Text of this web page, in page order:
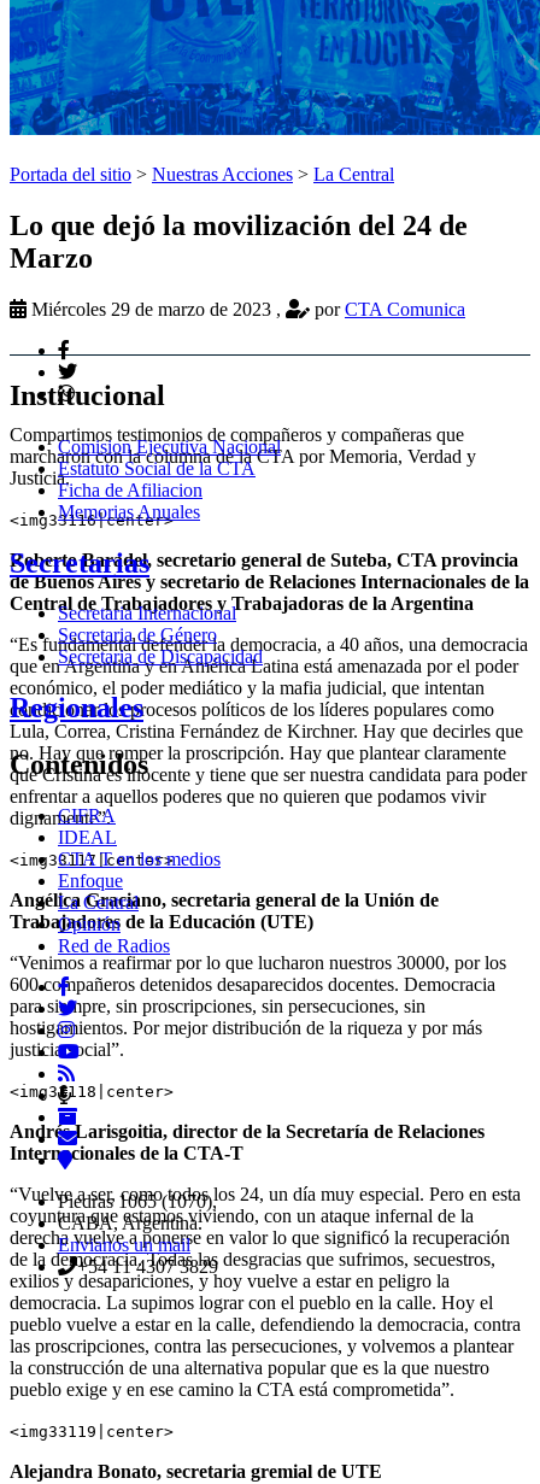
Portada del sitio > Nuestras Acciones > La Central
Lo que dejó la movilización del 24 de
Marzo
Miércoles 29 de marzo de 2023 , porCTA Comunica
Compartimos testimonios de compañeros y compañeras que
marcharon con la columna de la CTA por Memoria, Verdad y
Justicia.
<img33116|center>
Roberto Baradel, secretario general de Suteba, CTA provincia
de Buenos Aires y secretario de Relaciones Internacionales de la
Central de Trabajadores y Trabajadoras de la Argentina
“Es fundamental defender la democracia, a 40 años, una democracia
que en Argentina y en América Latina está amenazada por el poder
económico, el poder mediático y la mafia judicial, que intentan
condicionar los procesos políticos de los líderes populares como
Lula, Correa, Cristina Fernández de Kirchner. Hay que decirles que
no. Hay que romper la proscripción. Hay que plantear claramente
que Cristina es inocente y tiene que ser nuestra candidata para poder
enfrentar a aquellos poderes que no quieren que podamos vivir
dignamente”.
<img33117|center>
Angélica Graciano, secretaria general de la Unión de
Trabajadores de la Educación (UTE)
“Venimos a reafirmar por lo que lucharon nuestros 30000, por los
600 compañeros detenidos desaparecidos docentes. Democracia
para siempre, sin proscripciones, sin persecuciones, sin
hostigamientos. Por mejor distribución de la riqueza y por más
justicia social”.
<img33118|center>
Andrés Larisgoitia, director de la Secretaría de Relaciones
Internacionales de la CTA-T
“Vuelve a ser, como todos los 24, un día muy especial. Pero en esta
coyuntura que estamos viviendo, con un ataque infernal de la
derecha vuelve a ponerse en valor lo que significó la recuperación
de la democracia. Todas las desgracias que sufrimos, secuestros,
exilios y desapariciones, y hoy vuelve a estar en peligro la
democracia. La supimos lograr con el pueblo en la calle. Hoy el
pueblo vuelve a estar en la calle, defendiendo la democracia, contra
las proscripciones, contra las persecuciones, y volvemos a plantear
la construcción de una alternativa popular que es la que nuestro
pueblo exige y en ese camino la CTA está comprometida”.
<img33119|center>
Alejandra Bonato, secretaria gremial de UTE
Institucional
Comision Ejecutiva Nacional
Estatuto Social de la CTA
Ficha de Afiliacion
Memorias Anuales
Secretarias
Secretaria Internacional
Secretaria de Género
Secretaria de Discapacidad
Regionales
Contenidos
CIFRA
IDEAL
CTA T en los medios
Enfoque
La Central
Opinión
Red de Radios
Piedras 1065 (1070),
CABA, Argentina.
Envianos un mail
+54 11 4307 3829